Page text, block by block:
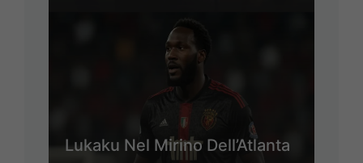
Lukaku Nel Mirino Dell’Atlanta